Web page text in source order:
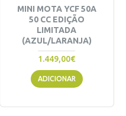
MINI MOTA YCF 50A
50 CC EDIÇÃO
LIMITADA
(AZUL/LARANJA)
1.449,00€
ADICIONAR